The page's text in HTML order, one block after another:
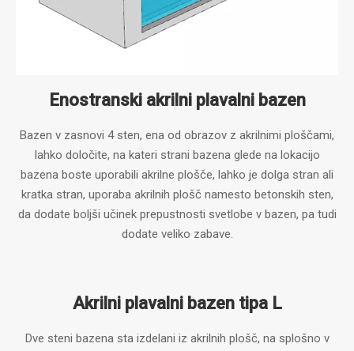
Enostranski akrilni plavalni bazen
Bazen v zasnovi 4 sten, ena od obrazov z akrilnimi ploščami,
lahko določite, na kateri strani bazena glede na lokacijo
bazena boste uporabili akrilne plošče, lahko je dolga stran ali
kratka stran, uporaba akrilnih plošč namesto betonskih sten,
da dodate boljši učinek prepustnosti svetlobe v bazen, pa tudi
dodate veliko zabave.
Akrilni plavalni bazen tipa L
Dve steni bazena sta izdelani iz akrilnih plošč, na splošno v